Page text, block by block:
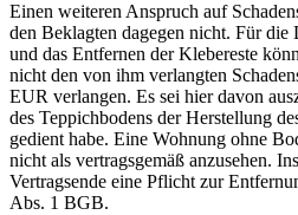
Einen weiteren Anspruch auf
den Beklagten dagegen nicht. Für die
und das Entfernen der Klebereste
nicht den von ihm verlangten
EUR verlangen. Es sei hier davon
des Teppichbodens der Herstellung
gedient habe. Eine Wohnung ohne
nicht als vertragsgemäß anzusehen.
Vertragsende eine Pflicht zur
Abs. 1 BGB.